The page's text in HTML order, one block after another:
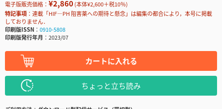
電子版販売価格： ¥2,860(本体¥2,600＋税10％)
特記事項
連載「HIF―PH 阻害薬への期待と懸念」は編集の都合により，本号に掲載
しておりません．
印刷版ISSN
0910-5808
印刷版発行年月
2023/07
カートに入れる
ちょっと立ち読み